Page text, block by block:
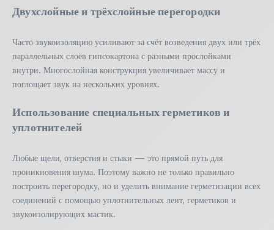
Двухслойные и трёхслойные перегородки
Часто звукоизоляцию усиливают за счёт возведения двух или трёх
параллельных слоёв гипсокартона с разными прослойками
внутри. Многослойная конструкция увеличивает массу и
поглощает звук на нескольких уровнях.
Использование специальных герметиков и
уплотнителей
Любые щели, отверстия и стыки — это прямой путь для
проникновения шума. Поэтому важно не только правильно
построить перегородку, но и уделить внимание герметизации всех
соединений с помощью уплотнительных лент, герметиков и
звукоизолирующих мастик.